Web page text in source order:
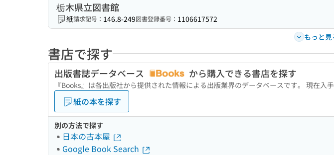
栃木県立図書館
紙請求記号： 146.8-249図書登録番号： 1106617572
もっと見
書店で探す
出版書誌データベース から購入できる書店を探す
『Books』は各出版社から提供された情報による出版業界のデータベースです。 現在入
紙の本を探す
別の方法で探す
日本の古本屋
Google Book Search